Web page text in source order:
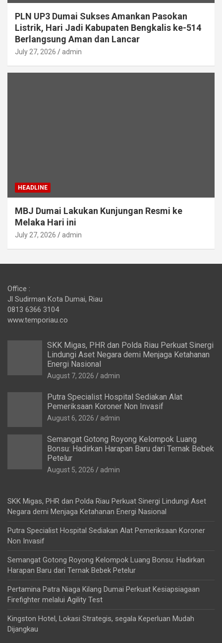
PLN UP3 Dumai Sukses Amankan Pasokan
Listrik, Hari Jadi Kabupaten Bengkalis ke-514
Berlangsung Aman dan Lancar
July 27, 2026 admin
HEADLINE
MBJ Dumai Lakukan Kunjungan Resmi ke
Melaka Hari ini
July 27, 2026 admin
Office :
Jl Sudirman Kota Dumai, Riau
0813 6366 3104
www.temporiau.co
SKK Migas, PHR dan Polda Riau Perkuat Sinergi
Lindungi Aset Negara demi Menjaga Ketahanan
Energi Nasional
August 7, 2026 admin
Putra Specialist Hospital Sediakan Alat
Pemeriksaan Koroner Non Invasif
August 6, 2026 admin
Semangat Gotong Royong Kelompok Luang
Bonsu: Hadirkan Harapan Baru dari Ternak Bebek
Petelur
August 5, 2026 admin
SKK Migas, PHR dan Polda Riau Perkuat Sinergi Lindungi Aset
Negara demi Menjaga Ketahanan Energi Nasional
Putra Specialist Hospital Sediakan Alat Pemeriksaan Koroner
Non Invasif
Semangat Gotong Royong Kelompok Luang Bonsu: Hadirkan
Harapan Baru dari Ternak Bebek Petelur
Pertamina Patra Niaga Kilang Dumai Perkuat Kesiapsiagaan
Firefighter melalui Agility Test
Kingston Hotel, Lokasi Strategis, segala Keperluan Mudah
Dijangkau